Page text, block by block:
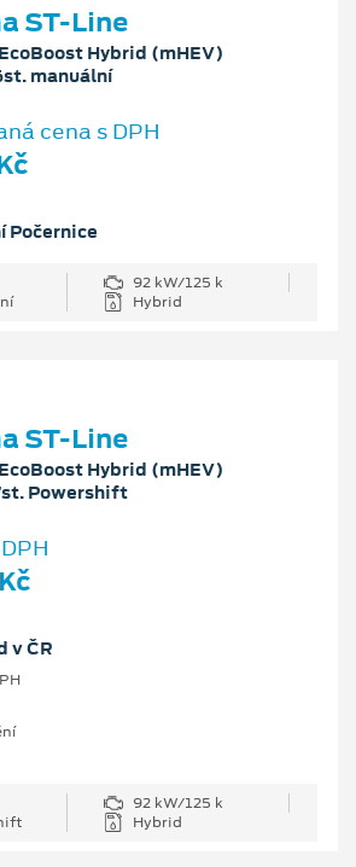
ST-Line
Hybrid (mHEV)
manuální
cena s DPH
Počernice
92 kW/125 k
Hybrid
ST-Line
Hybrid (mHEV)
Powershift
v ČR
92 kW/125 k
Hybrid